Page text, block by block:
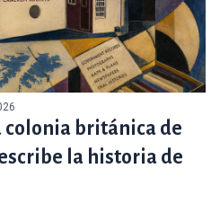
colonia británica de
la historia de